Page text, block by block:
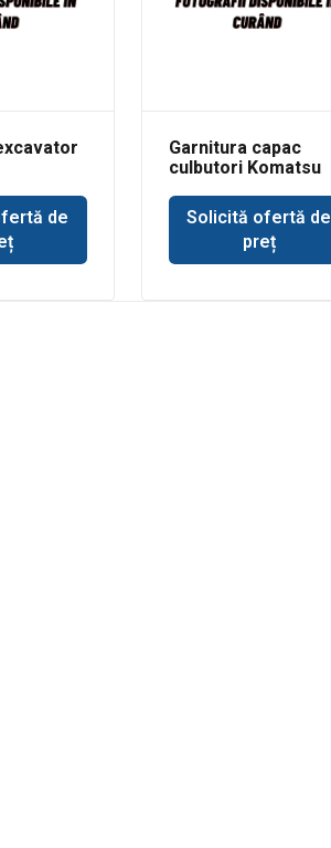
de
Garnitura capac
culbutori Komatsu
Solicită ofertă de
preț